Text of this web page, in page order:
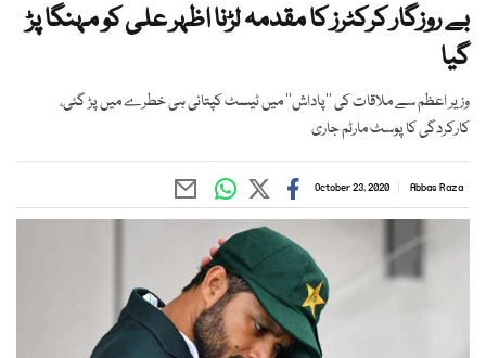
بے روزگار کرکٹرز کا مقدمہ لڑنا اظہر علی کو مہنگا پڑ
گیا
وزیر اعظم سے ملاقات کی ’’پاداش‘‘ میں ٹیسٹ کپتانی ہی خطرے میں پڑ گئی،
کارکردگی کا پوسٹ مارٹم جاری
Abbas Raza
October 23, 2020